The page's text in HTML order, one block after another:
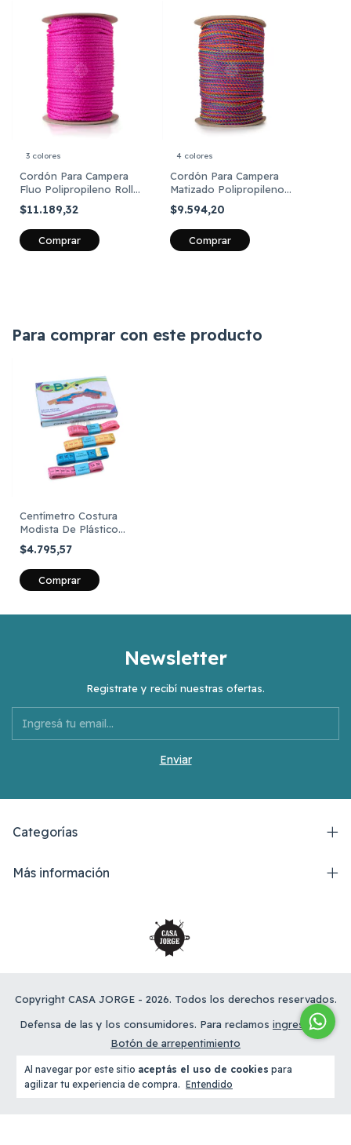
Al navegar por este sitio aceptás el uso de cookies para
agilizar tu experiencia de compra. Entendido
3 colores
Cordón Para Campera
Fluo Polipropileno Rollo
X 100 Metros
$11.189,32
Comprar
4 colores
Cordón Para Campera
Matizado Polipropileno
Rollo X 100 Mts
$9.594,20
Comprar
Para comprar con este producto
Centímetro Costura
Modista De Plástico
Marca CBX X 12
Unidades
$4.795,57
Comprar
Newsletter
Registrate y recibí nuestras ofertas.
Categorías
Más información
Copyright CASA JORGE - 2026. Todos los derechos reservados.
Defensa de las y los consumidores. Para reclamos ingresá acá.
Botón de arrepentimiento